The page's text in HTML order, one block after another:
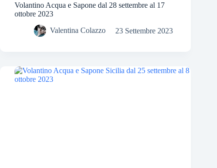
Volantino Acqua e Sapone dal 28 settembre al 17
ottobre 2023
Valentina Colazzo 23 Settembre 2023